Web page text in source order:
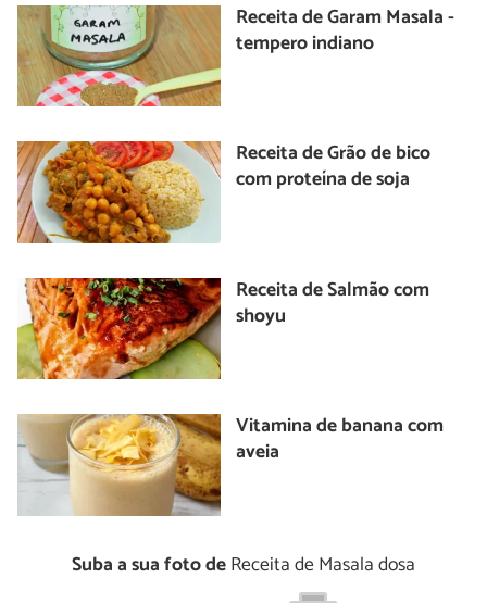
Receita de Garam Masala -
tempero indiano
Receita de Grão de bico
com proteína de soja
Receita de Salmão com
shoyu
Vitamina de banana com
aveia
Suba a sua foto deReceita de Masala dosa